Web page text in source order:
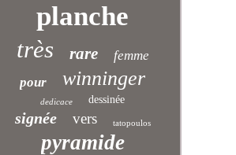
planche
très rare
femme
pour
winninger
dedicace dessinée
signée vers tatopoulos
pyramide